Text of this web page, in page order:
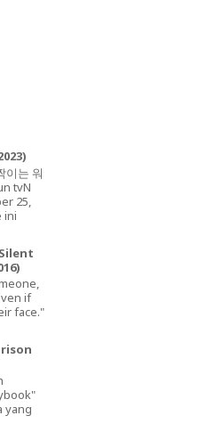
이는 워
tvN
25,
ini
if
face."
yang